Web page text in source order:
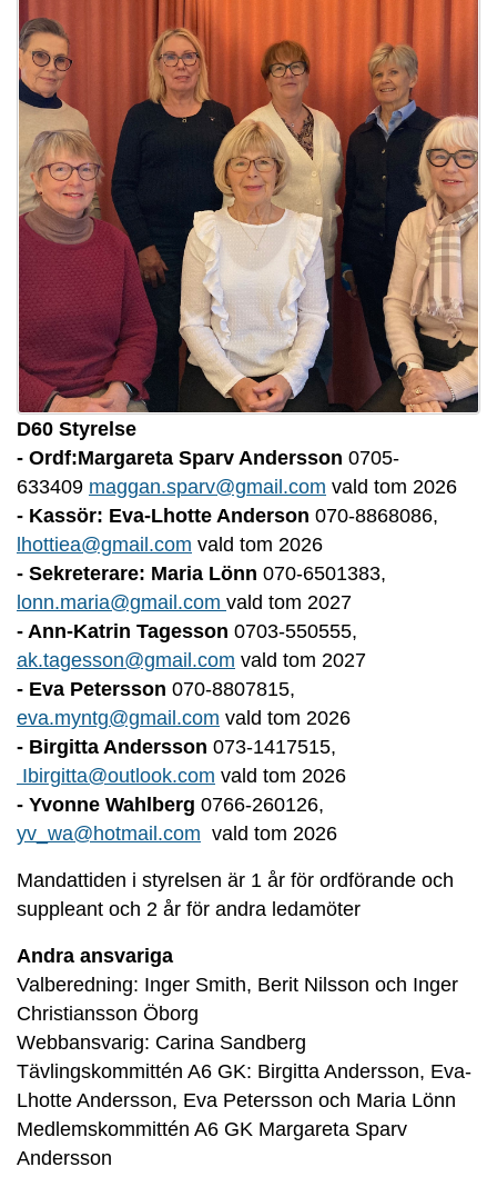
D60 Styrelse
- Ordf:Margareta Sparv Andersson 0705-
633409 maggan.sparv@gmail.com vald tom 2026
- Kassör: Eva-Lhotte Anderson 070-8868086,
lhottiea@gmail.com vald tom 2026
- Sekreterare: Maria Lönn 070-6501383,
lonn.maria@gmail.com vald tom 2027
- Ann-Katrin Tagesson 0703-550555,
ak.tagesson@gmail.com vald tom 2027
- Eva Petersson 070-8807815,
eva.myntg@gmail.com vald tom 2026
- Birgitta Andersson 073-1417515,
Ibirgitta@outlook.com vald tom 2026
- Yvonne Wahlberg 0766-260126,
yv_wa@hotmail.com vald tom 2026
Mandattiden i styrelsen är 1 år för ordförande och
suppleant och 2 år för andra ledamöter
Andra ansvariga
Valberedning: Inger Smith, Berit Nilsson och Inger
Christiansson Öborg
Webbansvarig: Carina Sandberg
Tävlingskommittén A6 GK: Birgitta Andersson, Eva-
Lhotte Andersson, Eva Petersson och Maria Lönn
Medlemskommittén A6 GK Margareta Sparv
Andersson